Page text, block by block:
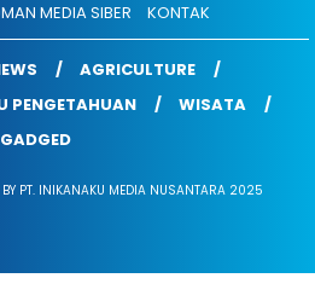
MEDIA SIBER KONTAK
AGRICULTURE
PENGETAHUAN
WISATA
GADGED
BY PT. INIKANAKU MEDIA NUSANTARA 2025